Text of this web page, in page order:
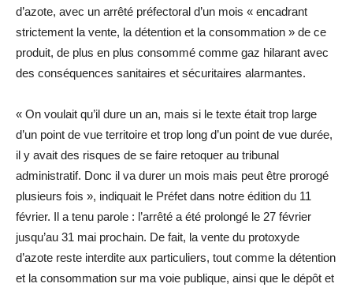
d’azote, avec un arrêté préfectoral d’un mois « encadrant
strictement la vente, la détention et la consommation » de ce
produit, de plus en plus consommé comme gaz hilarant avec
des conséquences sanitaires et sécuritaires ­alarmantes.
« On voulait qu’il dure un an, mais si le texte était trop large
d’un point de vue territoire et trop long d’un point de vue durée,
il y avait des risques de se faire retoquer au tribunal
administratif. Donc il va durer un mois mais peut être prorogé
plusieurs fois », indiquait le Préfet dans notre édition du 11
février. Il a tenu parole : l’arrêté a été prolongé le 27 février
jusqu’au 31 mai prochain. De fait, la vente du protoxyde
d’azote reste interdite aux particuliers, tout comme la détention
et la consommation sur ma voie publique, ainsi que le dépôt et